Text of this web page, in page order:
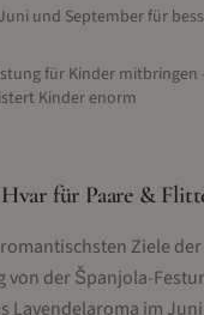
und September für
für Kinder mitbringen
Kinder enorm
für Paare &
Ziele
von der Španjola-
Lavendelaroma im